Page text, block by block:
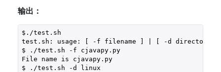
输出：
$./test.sh
test.sh: usage: [ -f filename ] | [ -d directory ]
$ ./test.sh -f cjavapy.py
File name is cjavapy.py
$ ./test.sh -d linux